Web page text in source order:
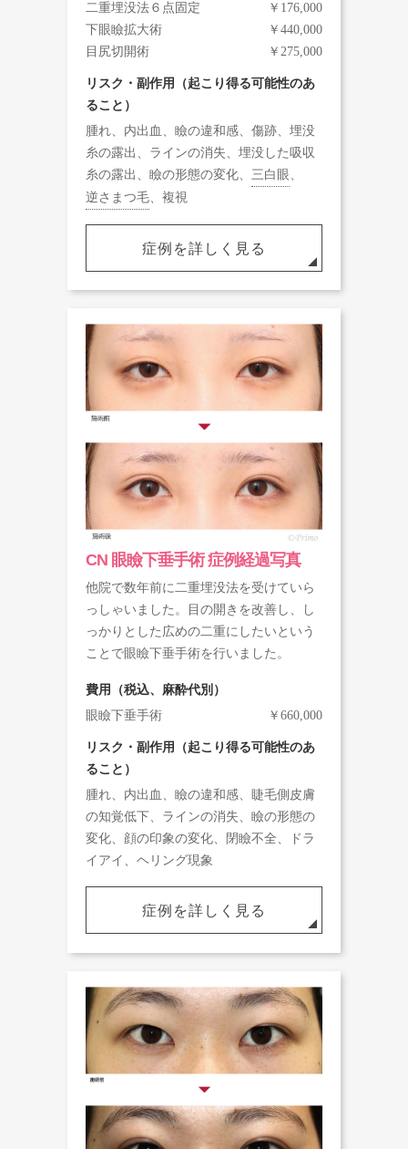
二重埋没法６点固定
￥176,000
下眼瞼拡大術
￥440,000
目尻切開術
￥275,000
リスク・副作用（起こり得る可能性のあ
ること）
腫れ、内出血、瞼の違和感、傷跡、埋没
糸の露出、ラインの消失、埋没した吸収
糸の露出、瞼の形態の変化、 三白眼、
逆さまつ毛、複視
症例を詳しく見る
CN 眼瞼下垂手術 症例経過写真
他院で数年前に二重埋没法を受けていら
っしゃいました。目の開きを改善し、し
っかりとした広めの二重にしたいという
ことで眼瞼下垂手術を行いました。
費用（税込、麻酔代別）
眼瞼下垂手術 ￥660,000
リスク・副作用（起こり得る可能性のあ
ること）
腫れ、内出血、瞼の違和感、睫毛側皮膚
の知覚低下、ラインの消失、瞼の形態の
変化、顔の印象の変化、閉瞼不全、ドラ
イアイ、ヘリング現象
症例を詳しく見る